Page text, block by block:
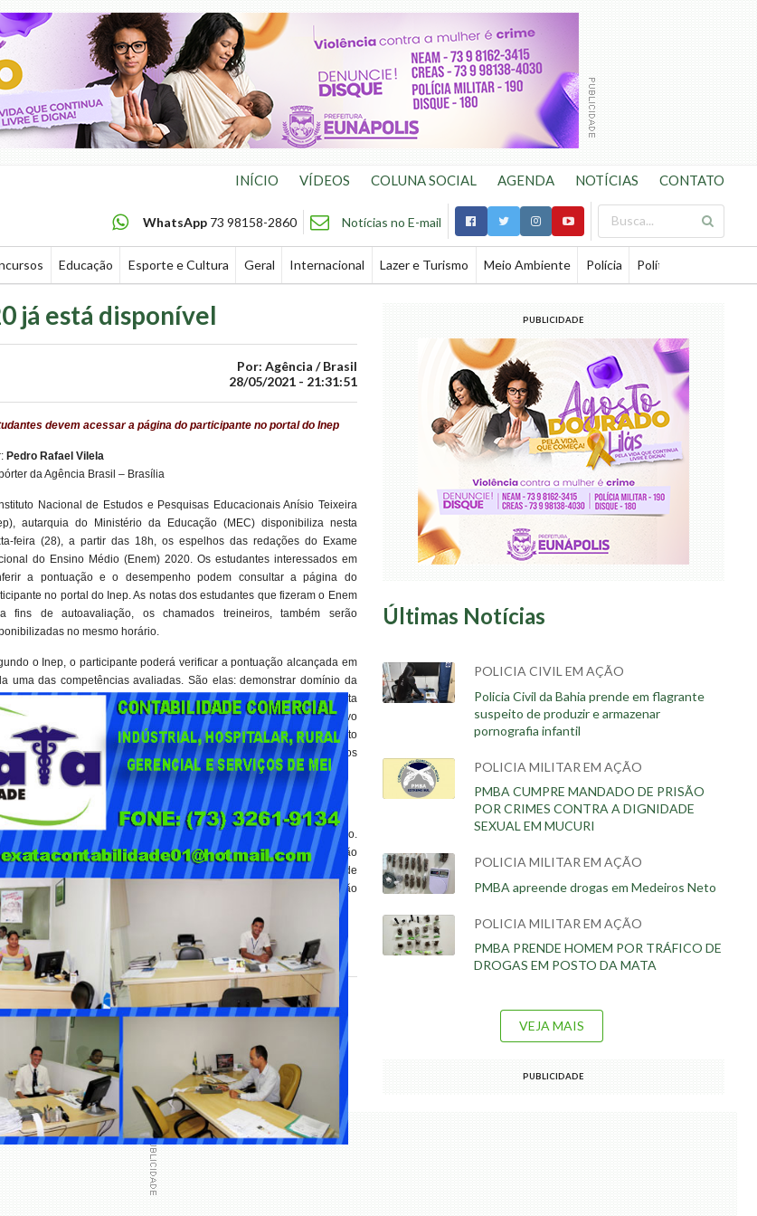
INÍCIO VÍDEOS COLUNA SOCIAL AGENDA NOTÍCIAS CONTATO
WhatsApp 73 98158-2860 Notícias no E-mail
Educação Esporte e Cultura Geral Internacional Lazer e Turismo Meio Ambiente Polícia Política
já está disponível
Por: Agência / Brasil
28/05/2021 - 21:31:51
devem acessar a página do participante no portal do Inep
Pedro Rafael Vilela
da Agência Brasil – Brasília
Nacional de Estudos e Pesquisas Educacionais Anísio Teixeira
autarquia do Ministério da Educação (MEC) disponibiliza nesta
feira (28), a partir das 18h, os espelhos das redações do Exame
do Ensino Médio (Enem) 2020. Os estudantes interessados em
a pontuação e o desempenho podem consultar a página do
no portal do Inep. As notas dos estudantes que fizeram o Enem
fins de autoavaliação, os chamados treineiros, também serão
no mesmo horário.
o Inep, o participante poderá verificar a pontuação alcançada em
uma das competências avaliadas. São elas: demonstrar domínio da
escrita formal da língua portuguesa; compreender a proposta
dentro dos limites estruturais do texto dissertativo-argumentativo
em defesa de um ponto de vista; demonstrar conhecimento
proposta de intervenção para o problema abordado, respeitando os
todas as suas etapas e segue parâmetros estabelecidos pelo órgão.
com a autarquia, os profissionais selecionados para a correção
com exigência mínima de mestrado para as funções de
em coordenação de correção de produção textual em avaliação
PUBLICIDADE
Últimas Notícias
POLICIA CIVIL EM AÇÃO
Policia Civil da Bahia prende em flagrante
suspeito de produzir e armazenar
pornografia infantil
POLICIA MILITAR EM AÇÃO
PMBA CUMPRE MANDADO DE PRISÃO
POR CRIMES CONTRA A DIGNIDADE
SEXUAL EM MUCURI
POLICIA MILITAR EM AÇÃO
PMBA apreende drogas em Medeiros Neto
POLICIA MILITAR EM AÇÃO
PMBA PRENDE HOMEM POR TRÁFICO DE
DROGAS EM POSTO DA MATA
VEJA MAIS
PUBLICIDADE